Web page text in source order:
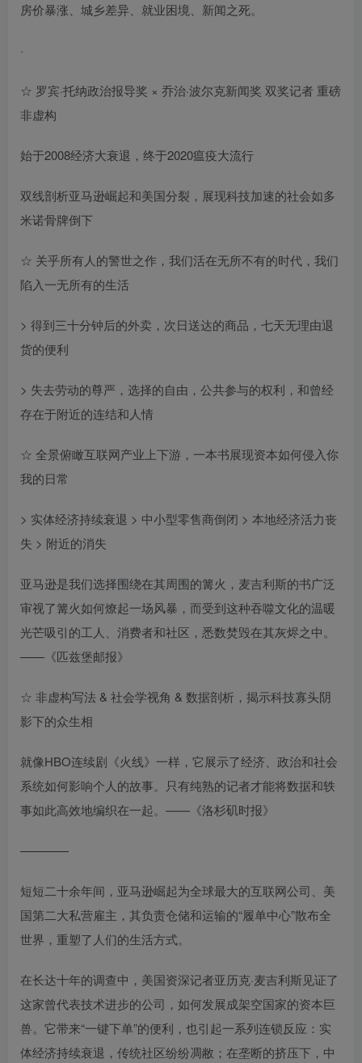
房价暴涨、城乡差异、就业困境、新闻之死。
·
☆ 罗宾·托纳政治报导奖 × 乔治·波尔克新闻奖 双奖记者 重磅
非虚构
始于2008经济大衰退，终于2020瘟疫大流行
双线剖析亚马逊崛起和美国分裂，展现科技加速的社会如多
米诺骨牌倒下
☆ 关乎所有人的警世之作，我们活在无所不有的时代，我们
陷入一无所有的生活
> 得到三十分钟后的外卖，次日送达的商品，七天无理由退
货的便利
> 失去劳动的尊严，选择的自由，公共参与的权利，和曾经
存在于附近的连结和人情
☆ 全景俯瞰互联网产业上下游，一本书展现资本如何侵入你
我的日常
> 实体经济持续衰退 > 中小型零售商倒闭 > 本地经济活力丧
失 > 附近的消失
亚马逊是我们选择围绕在其周围的篝火，麦吉利斯的书广泛
审视了篝火如何燎起一场风暴，而受到这种吞噬文化的温暖
光芒吸引的工人、消费者和社区，悉数焚毁在其灰烬之中。
——《匹兹堡邮报》
☆ 非虚构写法 & 社会学视角 & 数据剖析，揭示科技寡头阴
影下的众生相
就像HBO连续剧《火线》一样，它展示了经济、政治和社会
系统如何影响个人的故事。只有纯熟的记者才能将数据和轶
事如此高效地编织在一起。——《洛杉矶时报》
————
短短二十余年间，亚马逊崛起为全球最大的互联网公司、美
国第二大私营雇主，其负责仓储和运输的“履单中心”散布全
世界，重塑了人们的生活方式。
在长达十年的调查中，美国资深记者亚历克·麦吉利斯见证了
这家曾代表技术进步的公司，如何发展成架空国家的资本巨
兽。它带来“一键下单”的便利，也引起一系列连锁反应：实
体经济持续衰退，传统社区纷纷凋敝；在垄断的挤压下，中